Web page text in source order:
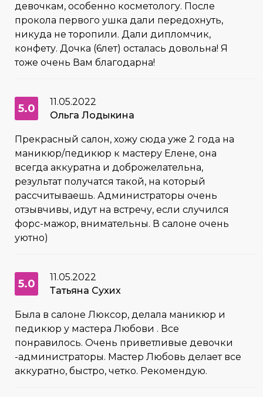
девочкам, особенно косметологу. После
прокола первого ушка дали передохнуть,
никуда не торопили. Дали дипломчик,
конфету. Дочка (6лет) осталась довольна! Я
тоже очень Вам благодарна!
5.0
11.05.2022
Ольга Лодыкина
Прекрасный салон, хожу сюда уже 2 года на
маникюр/педикюр к мастеру Елене, она
всегда аккуратна и доброжелательна,
результат получатся такой, на который
рассчитываешь. Администраторы очень
отзывчивы, идут на встречу, если случился
форс-мажор, внимательны. В салоне очень
уютно)
5.0
11.05.2022
Татьяна Сухих
Была в салоне Люксор, делала маникюр и
педикюр у мастера Любови . Все
понравилось. Очень приветливые девочки
-администраторы. Мастер Любовь делает все
аккуратно, быстро, четко. Рекомендую.